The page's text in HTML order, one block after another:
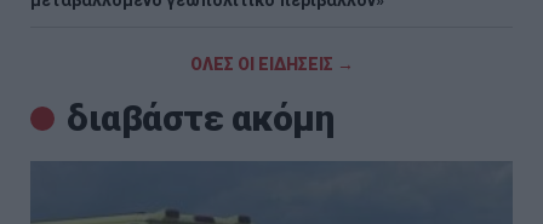
ΟΛΕΣ ΟΙ ΕΙΔΗΣΕΙΣ →
διαβάστε ακόμη